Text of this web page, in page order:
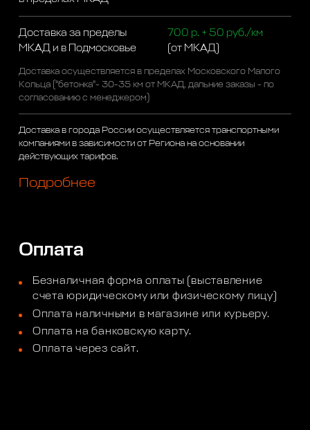
Доставка за пределы
МКАД и в Подмосковье
700 р. + 50 руб./км
(от МКАД)
Доставка осуществляется в пределах Московского Малого
Кольца ("бетонка"- 30-35 км от МКАД, дальние заказы - по
согласованию с менеджером)
Доставка в города России осуществляется транспортными
компаниями в зависимости от Региона на основании
действующих тарифов.
Подробнее
Оплата
Безналичная форма оплаты (выставление
счета юридическому или физическому лицу)
Оплата наличными в магазине или курьеру.
Оплата на банковскую карту.
Оплата через сайт.